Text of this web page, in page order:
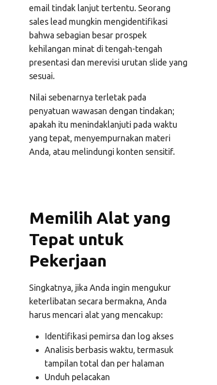
email tindak lanjut tertentu. Seorang
sales lead mungkin mengidentifikasi
bahwa sebagian besar prospek
kehilangan minat di tengah-tengah
presentasi dan merevisi urutan slide yang
sesuai.
Nilai sebenarnya terletak pada
penyatuan wawasan dengan tindakan;
apakah itu menindaklanjuti pada waktu
yang tepat, menyempurnakan materi
Anda, atau melindungi konten sensitif.
Memilih Alat yang
Tepat untuk
Pekerjaan
Singkatnya, jika Anda ingin mengukur
keterlibatan secara bermakna, Anda
harus mencari alat yang mencakup:
Identifikasi pemirsa dan log akses
Analisis berbasis waktu, termasuk
tampilan total dan per halaman
Unduh pelacakan